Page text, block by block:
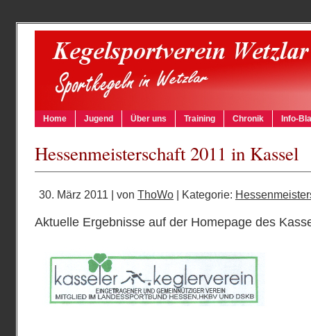
Home Jugend Über uns Training Chronik Info-
Hessenmeisterschaft 2011 in Kassel
30. März 2011 | von ThoWo | Kategorie:
Aktuelle Ergebnisse auf der Homepage des